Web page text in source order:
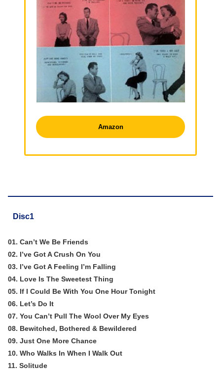
Amazon
Disc1
01. Can’t We Be Friends
02. I’ve Got A Crush On You
03. I’ve Got A Feeling I’m Falling
04. Love Is The Sweetest Thing
05. If I Could Be With You One Hour Tonight
06. Let’s Do It
07. You Can’t Pull The Wool Over My Eyes
08. Bewitched, Bothered & Bewildered
09. Just One More Chance
10. Who Walks In When I Walk Out
11. Solitude